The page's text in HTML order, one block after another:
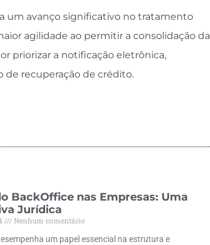
um avanço significativo no tratamento
agilidade ao permitir a consolidação da
priorizar a notificação eletrônica,
de recuperação de crédito.
BackOffice nas Empresas: Uma
Jurídica
Nenhum comentário
um papel essencial na estrutura e